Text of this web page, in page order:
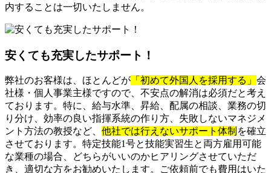
内することは一切いたしません。
安くても充実したサポート！
弊社のお客様は、ほとんどが 「初めて外国人を採用する」 会
社様・個人事業主様ですので、不安点の解消は必須だと考え
ております。特に、給与水準、昇給、配属の相談、業務の切
り分け、効率の良い指揮系統の作り方、失敗しないマネジメ
ント方法の教授など、 他社では行えないサポート体制 を確立
させております。特定技能1号と技能実習生と両方雇用可能
な業種の場合、どちらがいいのかヒアリングさせていただ
き、適切な方をお勧めいたします。ご依頼前でも費用はいた